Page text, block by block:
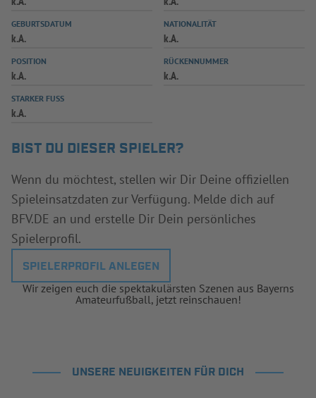
SPIELPLUS
GEBURTSDATUM
k.A.
NATIONALITÄT
k.A.
POSITION
k.A.
RÜCKENNUMMER
k.A.
STARKER FUSS
k.A.
BIST DU DIESER SPIELER?
Wenn du möchtest, stellen wir Dir Deine offiziellen
Spieleinsatzdaten zur Verfügung. Melde dich auf
BFV.DE an und erstelle Dir Dein persönliches
Spielerprofil.
SPIELERPROFIL ANLEGEN
Wir zeigen euch die spektakulärsten Szenen aus Bayerns
Amateurfußball, jetzt reinschauen!
UNSERE NEUIGKEITEN FÜR DICH